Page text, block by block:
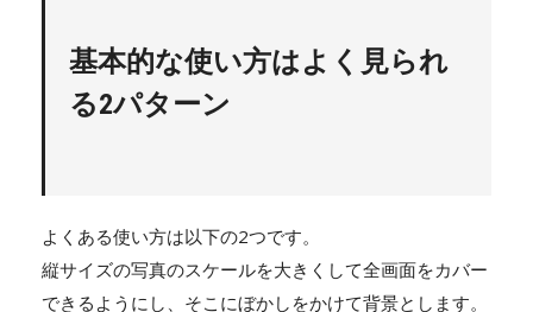
基本的な使い方はよく見られ
る2パターン
よくある使い方は以下の2つです。
縦サイズの写真のスケールを大きくして全画面をカバー
できるようにし、そこにぼかしをかけて背景とします。